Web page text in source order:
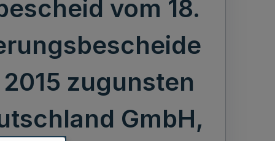
vom 18.
zugunsten
GmbH,